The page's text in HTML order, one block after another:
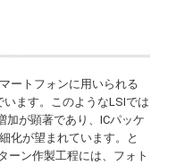
ートフォンに用いられる
ます。このようなLSIでは
加が顕著であり、ICパッケ
化が望まれています。と
ーン作製工程には、フォト